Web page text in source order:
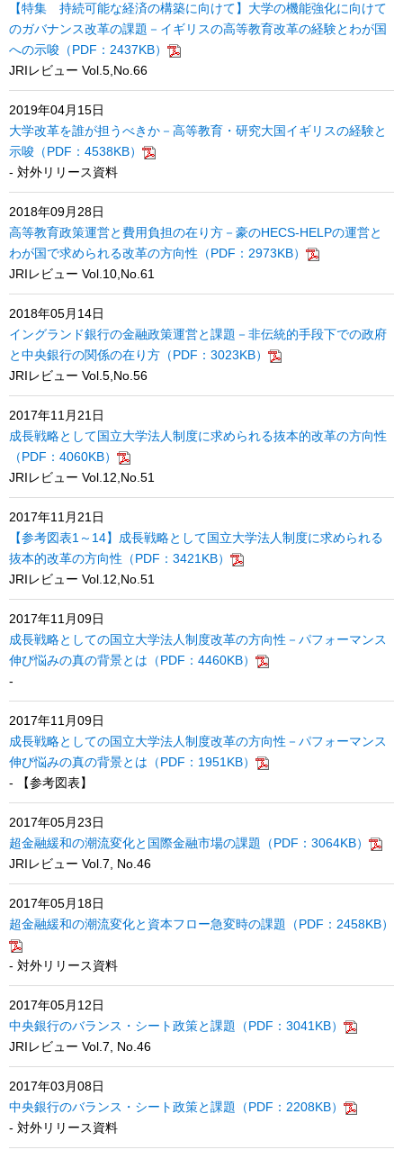
【特集 持続可能な経済の構築に向けて】大学の機能強化に向けて
のガバナンス改革の課題－イギリスの高等教育改革の経験とわが国
への示唆（PDF：2437KB）
JRIレビュー Vol.5,No.66
2019年04月15日
大学改革を誰が担うべきか－高等教育・研究大国イギリスの経験と
示唆（PDF：4538KB）
- 対外リリース資料
2018年09月28日
高等教育政策運営と費用負担の在り方－豪のHECS-HELPの運営と
わが国で求められる改革の方向性（PDF：2973KB）
JRIレビュー Vol.10,No.61
2018年05月14日
イングランド銀行の金融政策運営と課題－非伝統的手段下での政府
と中央銀行の関係の在り方（PDF：3023KB）
JRIレビュー Vol.5,No.56
2017年11月21日
成長戦略として国立大学法人制度に求められる抜本的改革の方向性
（PDF：4060KB）
JRIレビュー Vol.12,No.51
2017年11月21日
【参考図表1～14】成長戦略として国立大学法人制度に求められる
抜本的改革の方向性（PDF：3421KB）
JRIレビュー Vol.12,No.51
2017年11月09日
成長戦略としての国立大学法人制度改革の方向性－パフォーマンス
伸び悩みの真の背景とは（PDF：4460KB）
-
2017年11月09日
成長戦略としての国立大学法人制度改革の方向性－パフォーマンス
伸び悩みの真の背景とは（PDF：1951KB）
- 【参考図表】
2017年05月23日
超金融緩和の潮流変化と国際金融市場の課題（PDF：3064KB）
JRIレビュー Vol.7, No.46
2017年05月18日
超金融緩和の潮流変化と資本フロー急変時の課題（PDF：2458KB）
- 対外リリース資料
2017年05月12日
中央銀行のバランス・シート政策と課題（PDF：3041KB）
JRIレビュー Vol.7, No.46
2017年03月08日
中央銀行のバランス・シート政策と課題（PDF：2208KB）
- 対外リリース資料